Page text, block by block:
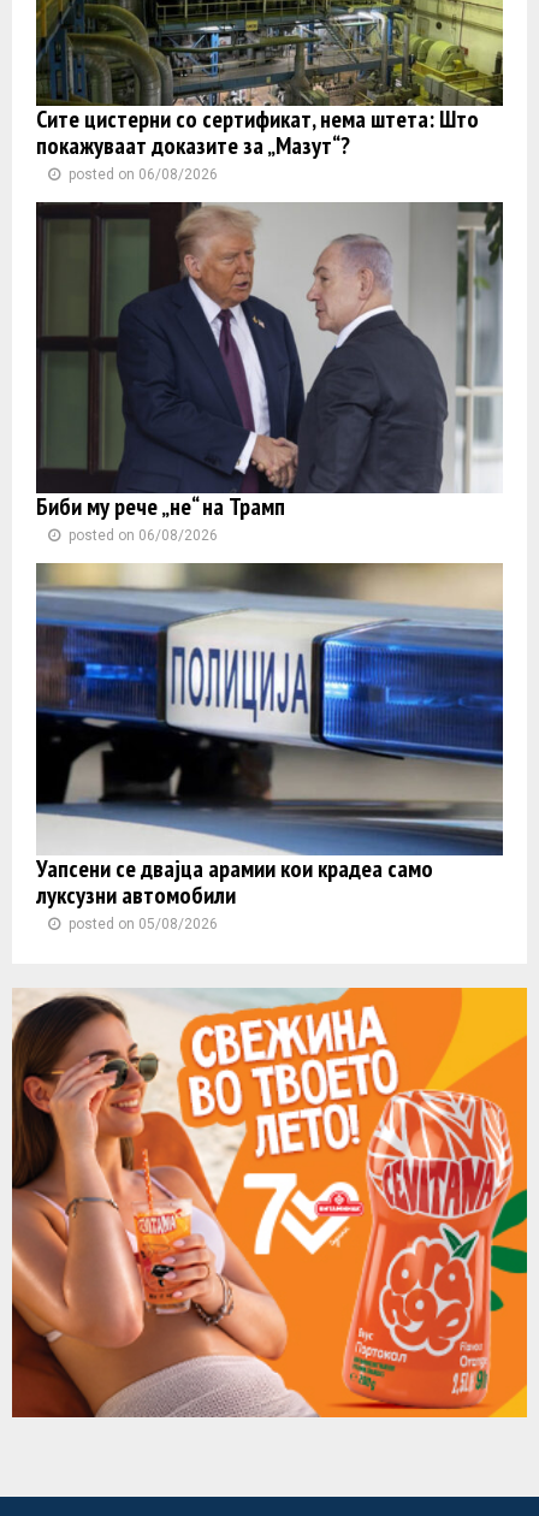
Сите цистерни со сертификат, нема штета: Што
покажуваат доказите за „Мазут“?
posted on 06/08/2026
Биби му рече „не“ на Трамп
posted on 06/08/2026
Уапсени се двајца арамии кои крадеа само
луксузни автомобили
posted on 05/08/2026